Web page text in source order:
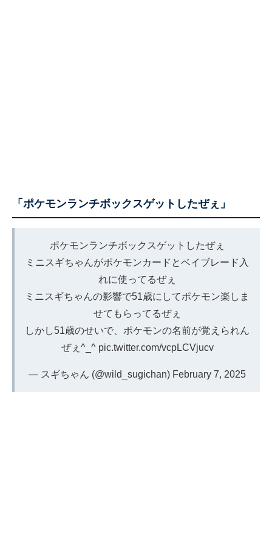
「ポケモンランチボックスゲットしたぜぇ」
ポケモンランチボックスゲットしたぜぇ
ミニスギちゃんがポケモンカードとベイブレード入
れに使ってるぜぇ
ミニスギちゃんの影響で51歳にしてポケモン楽しま
せてもらってるぜぇ
しかし51歳のせいで、ポケモンの名前が覚えられん
ぜぇ^_^ pic.twitter.com/vcpLCVjucv
— スギちゃん (@wild_sugichan) February 7, 2025